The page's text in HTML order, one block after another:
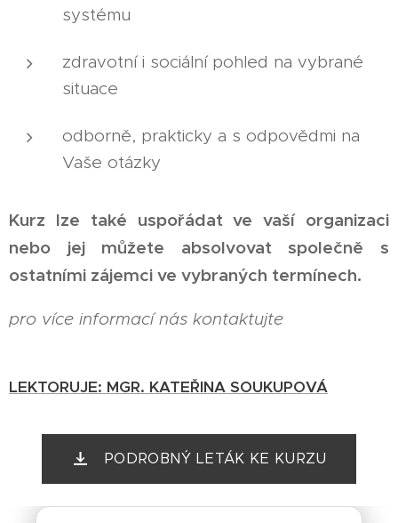
systému
zdravotní i sociální pohled na vybrané
situace
odborně, prakticky a s odpovědmi na
Vaše otázky
Kurz lze také uspořádat ve vaší organizaci
nebo jej můžete absolvovat společně s
ostatními zájemci ve vybraných termínech.
pro více informací nás kontaktujte
LEKTORUJE: MGR. KATEŘINA SOUKUPOVÁ
PODROBNÝ LETÁK KE KURZU